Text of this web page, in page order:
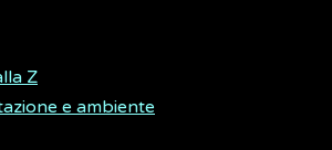
Z
e ambiente